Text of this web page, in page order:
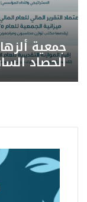
الجمعية
الزهايمر
بتوقيع